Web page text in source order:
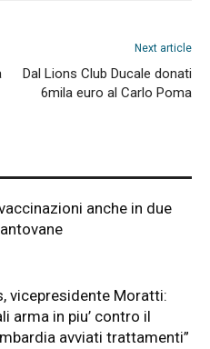
Next article
Dal Lions Club Ducale donati
6mila euro al Carlo Poma
anche in due
vicepresidente Moratti:
arma in piu’ contro il
avviati trattamenti”